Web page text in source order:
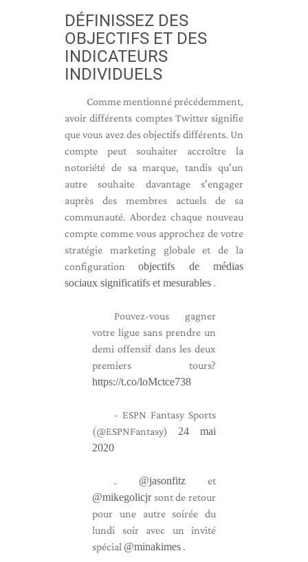
DÉFINISSEZ DES
OBJECTIFS ET DES
INDICATEURS
INDIVIDUELS
Comme mentionné précédemment,
avoir différents comptes Twitter signifie
que vous avez des objectifs différents. Un
compte peut souhaiter accroître la
notoriété de sa marque, tandis qu'un
autre souhaite davantage s'engager
auprès des membres actuels de sa
communauté. Abordez chaque nouveau
compte comme vous approchez de votre
stratégie marketing globale et de la
configurationobjectifs de médias
sociaux significatifs et mesurables .
Pouvez-vous gagner
votre ligue sans prendre un
demi offensif dans les deux
premiers tours?
https://t.co/loMctce738
- ESPN Fantasy Sports
(@ESPNFantasy) 24 mai
2020
. @jasonfitz et
@mikegolicjrsont de retour
pour une autre soirée du
lundi soir avec un invité
spécial @minakimes .